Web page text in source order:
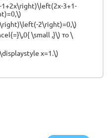
3+1-
2\right)=0,\)
\small ,}\) то \
x=1.\)